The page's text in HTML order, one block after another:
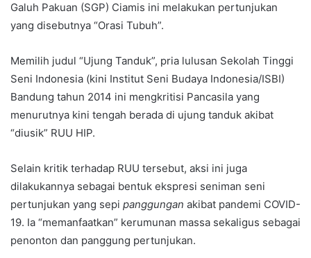
Galuh Pakuan (SGP) Ciamis ini melakukan pertunjukan
yang disebutnya “Orasi Tubuh”.
Memilih judul “Ujung Tanduk”, pria lulusan Sekolah Tinggi
Seni Indonesia (kini Institut Seni Budaya Indonesia/ISBI)
Bandung tahun 2014 ini mengkritisi Pancasila yang
menurutnya kini tengah berada di ujung tanduk akibat
“diusik” RUU HIP.
Selain kritik terhadap RUU tersebut, aksi ini juga
dilakukannya sebagai bentuk ekspresi seniman seni
pertunjukan yang sepi panggungan akibat pandemi COVID-
19. Ia “memanfaatkan” kerumunan massa sekaligus sebagai
penonton dan panggung pertunjukan.